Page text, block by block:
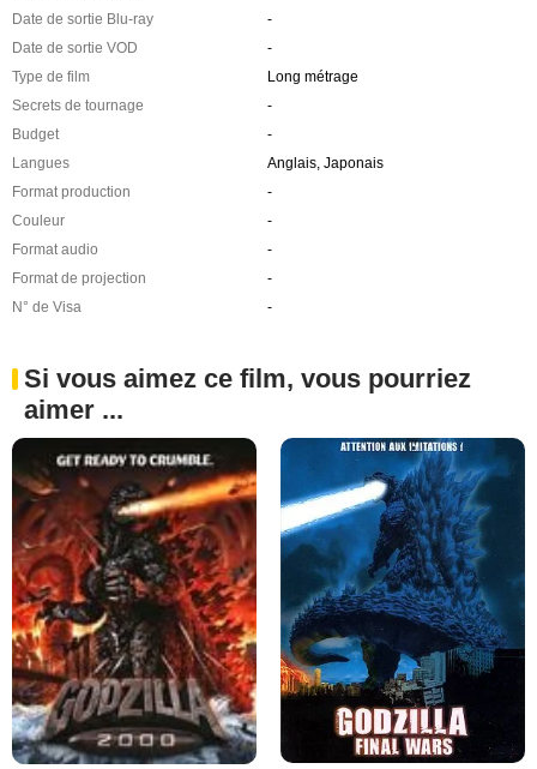
Date de sortie Blu-ray
-
Date de sortie VOD
-
Type de film
Long métrage
Secrets de tournage
-
Budget
-
Langues
Anglais, Japonais
Format production
-
Couleur
-
Format audio
-
Format de projection
-
N° de Visa
-
Si vous aimez ce film, vous pourriez
aimer ...